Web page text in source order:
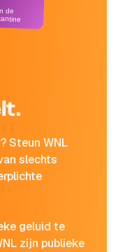
Steun WNL
slechts
geluid te
zijn publieke
de